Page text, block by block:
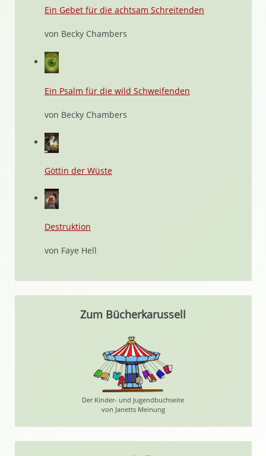
Ein Gebet für die achtsam Schreitenden
von Becky Chambers
Ein Psalm für die wild Schweifenden
von Becky Chambers
Göttin der Wüste
Destruktion
von Faye Hell
Zum Bücherkarussell
Der Kinder- und Jugendbuchseite
von Janetts Meinung